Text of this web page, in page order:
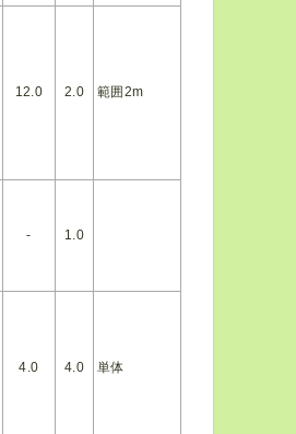
12.0 2.0 範囲2m
- 1.0
4.0 4.0 単体